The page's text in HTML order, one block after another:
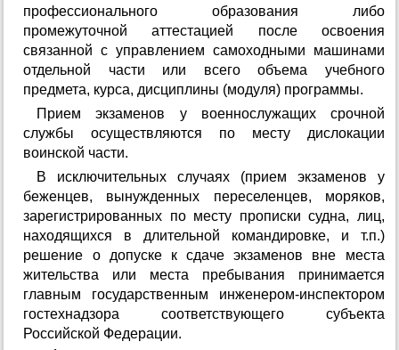
профессионального образования либо
промежуточной аттестацией после освоения
связанной с управлением самоходными машинами
отдельной части или всего объема учебного
предмета, курса, дисциплины (модуля) программы.
Прием экзаменов у военнослужащих срочной
службы осуществляются по месту дислокации
воинской части.
В исключительных случаях (прием экзаменов у
беженцев, вынужденных переселенцев, моряков,
зарегистрированных по месту прописки судна, лиц,
находящихся в длительной командировке, и т.п.)
решение о допуске к сдаче экзаменов вне места
жительства или места пребывания принимается
главным государственным инженером-инспектором
гостехнадзора соответствующего субъекта
Российской Федерации.